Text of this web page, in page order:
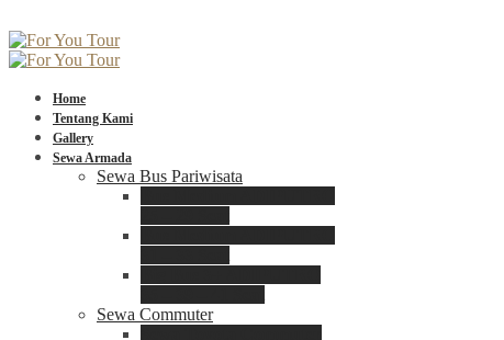
Home
Tentang Kami
Gallery
Sewa Armada
Sewa Bus Pariwisata
Sewa Commuter